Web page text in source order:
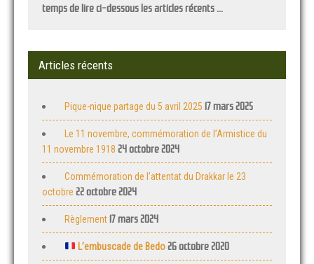
temps de lire ci-dessous les articles récents ...
Articles récents
Pique-nique partage du 5 avril 2025 17 mars 2025
Le 11 novembre, commémoration de l’Armistice du
11 novembre 1918 24 octobre 2024
Commémoration de l’attentat du Drakkar le 23
octobre 22 octobre 2024
Règlement17 mars 2024
L’embuscade de Bedo26 octobre 2020